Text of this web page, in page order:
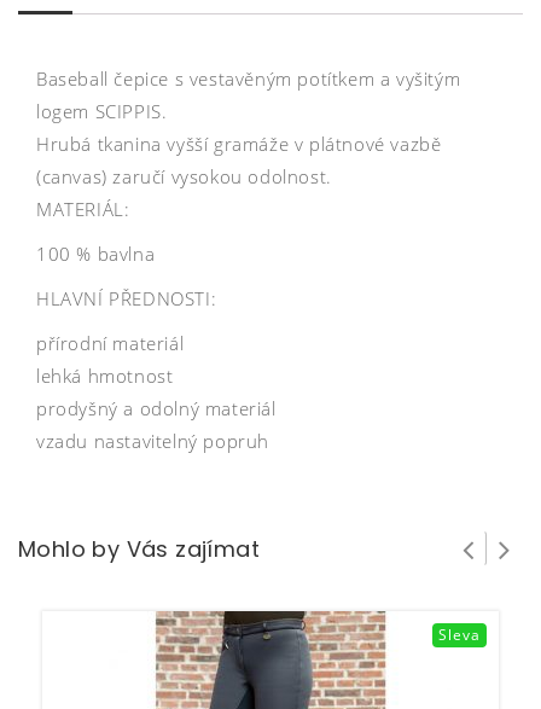
Baseball čepice s vestavěným potítkem a vyšitým
logem SCIPPIS.
Hrubá tkanina vyšší gramáže v plátnové vazbě
(canvas) zaručí vysokou odolnost.
MATERIÁL:
100 % bavlna
HLAVNÍ PŘEDNOSTI:
přírodní materiál
lehká hmotnost
prodyšný a odolný materiál
vzadu nastavitelný popruh
Mohlo by Vás zajímat
Sleva